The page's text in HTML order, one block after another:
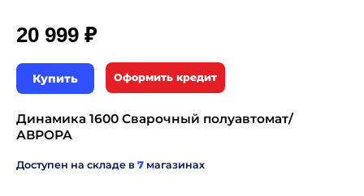
20 999 ₽
Купить Оформить кредит
Динамика 1600 Сварочный полуавтомат/
АВРОРА
Доступен на складе в 7 магазинах